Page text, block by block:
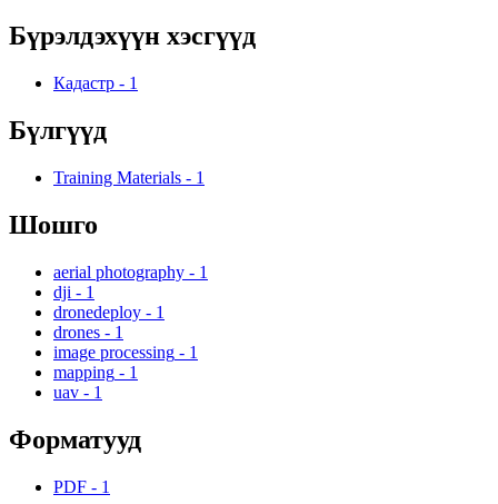
Бүрэлдэхүүн хэсгүүд
Кадастр - 1
Бүлгүүд
Training Materials - 1
Шошго
aerial photography - 1
dji - 1
dronedeploy - 1
drones - 1
image processing - 1
mapping - 1
uav - 1
Форматууд
PDF - 1